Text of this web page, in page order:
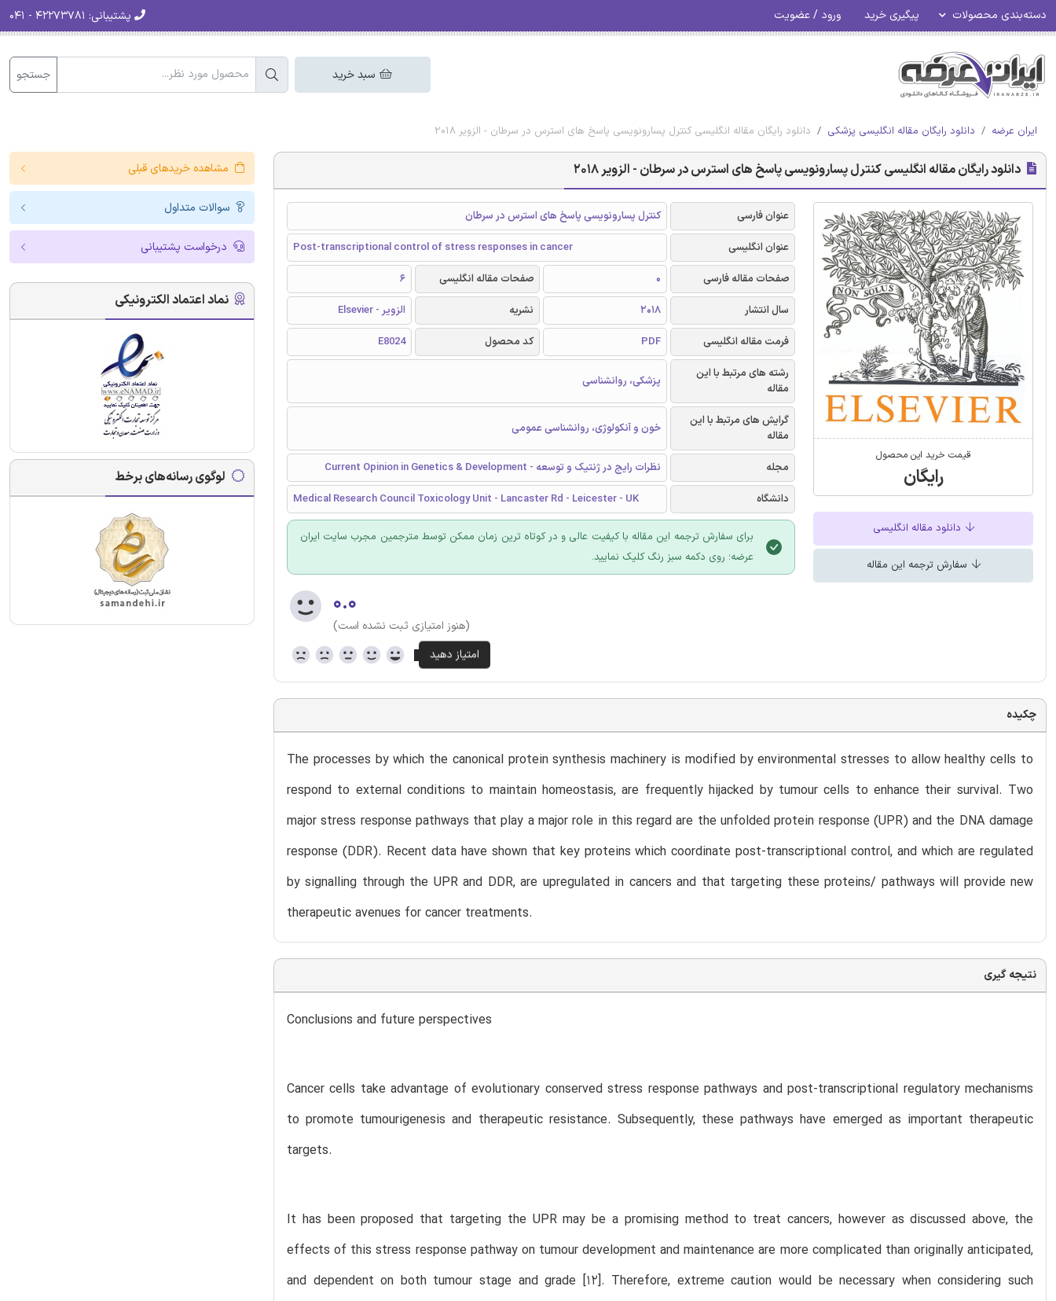
دسته‌بندی محصولات پیگیری خرید ورود / عضویت پشتیبانی:
سبد خرید جستجو
ایران عرضه دانلود رایگان مقاله انگلیسی پزشکی دانلود رایگان مقاله انگلیسی کنترل پسارونویسی پاسخ های استرس در سرطان - الزویر 2018
دانلود رایگان مقاله انگلیسی کنترل پسارونویسی پاسخ های استرس در سرطان - الزویر 2018
قیمت خرید این محصول
رایگان
دانلود مقاله انگلیسی
سفارش ترجمه این مقاله
عنوان فارسی
کنترل پسارونویسی پاسخ های استرس در سرطان
عنوان انگلیسی
Post-transcriptional control of stress responses in cancer
صفحات مقاله فارسی
0 صفحات مقاله انگلیسی
6
سال انتشار
2018 نشریه
الزویر - Elsevier
فرمت مقاله انگلیسی
PDF کد محصول
E8024
رشته های مرتبط با این
مقاله
پزشکی، روانشناسی
گرایش های مرتبط با این
مقاله
خون و آنکولوژی، روانشناسی عمومی
مجله
نظرات رایج در ژنتیک و توسعه - Current Opinion in Genetics & Development
دانشگاه
Medical Research Council Toxicology Unit - Lancaster Rd - Leicester - UK
برای سفارش ترجمه این مقاله با کیفیت عالی و در کوتاه ترین زمان ممکن توسط مترجمین مجرب سایت ایران
عرضه؛ روی دکمه سبز رنگ کلیک نمایید.
۰.۰
(هنوز امتیازی ثبت نشده است)
چکیده
The processes by which the canonical protein synthesis machinery is modified by environmental stresses to allow healthy cells to
respond to external conditions to maintain homeostasis, are frequently hijacked by tumour cells to enhance their survival. Two
major stress response pathways that play a major role in this regard are the unfolded protein response (UPR) and the DNA damage
response (DDR). Recent data have shown that key proteins which coordinate post-transcriptional control, and which are regulated
by signalling through the UPR and DDR, are upregulated in cancers and that targeting these proteins/ pathways will provide new
therapeutic avenues for cancer treatments.
نتیجه گیری
Conclusions and future perspectives
Cancer cells take advantage of evolutionary conserved stress response pathways and post-transcriptional regulatory mechanisms
to promote tumourigenesis and therapeutic resistance. Subsequently, these pathways have emerged as important therapeutic
targets.
It has been proposed that targeting the UPR may be a promising method to treat cancers, however as discussed above, the
effects of this stress response pathway on tumour development and maintenance are more complicated than originally anticipated,
and dependent on both tumour stage and grade [12]. Therefore, extreme caution would be necessary when considering such
مشاهده خریدهای قبلی
سوالات متداول
درخواست پشتیبانی
نماد اعتماد الکترونیکی
لوگوی رسانه‌های برخط